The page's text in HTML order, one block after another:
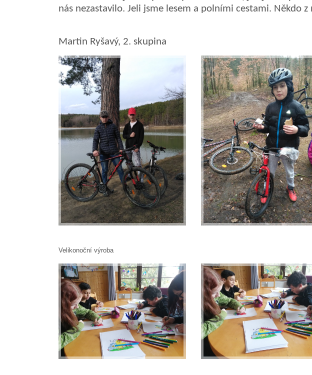
nás nezastavilo. Jeli jsme lesem a polními cestami. Někdo z
Martin Ryšavý, 2. skupina
Velikonoční výroba